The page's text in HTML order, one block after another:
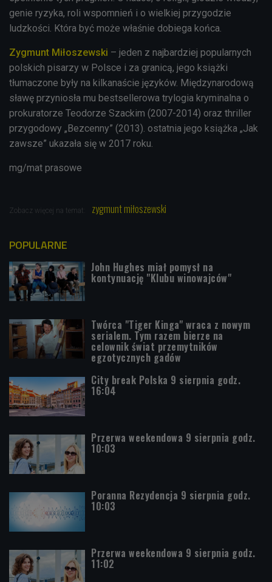
genie ryzyka, roli wspomnień i o wielkiej przygodzie
ludzkości. Która być może właśnie dobiega końca.
Zygmunt Miłoszewski – jeden z najbardziej popularnych
polskich pisarzy w Polsce i za granicą, jego książki
tłumaczone były na kilkanaście języków. Międzynarodową
sławę przyniosła mu bestsellerowa trylogia kryminalna o
prokuratorze Teodorze Szackim (2007-2014) oraz thriller
przygodowy „Bezcenny” (2013). ostatnia jego książka „Jak
zawsze” ukazała się w 2017 roku.
mg/mat prasowe
Zobacz więcej na temat: zygmunt miłoszewski
POPULARNE
John Hughes miał pomysł na
kontynuację "Klubu winowajców"
Twórca "Tiger Kinga" wraca z nowym
serialem. Tym razem bierze na
celownik świat przemytników
egzotycznych gadów
City break Polska 9 sierpnia godz.
16:04
Przerwa weekendowa 9 sierpnia godz.
10:03
Poranna Rezydencja 9 sierpnia godz.
10:03
Przerwa weekendowa 9 sierpnia godz.
11:02